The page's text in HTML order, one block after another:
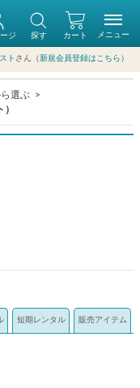
カート
ジ 探す
ト さん（新規会員登録はこちら ）
メニュー
選ぶ
短期レンタル 販売アイテム